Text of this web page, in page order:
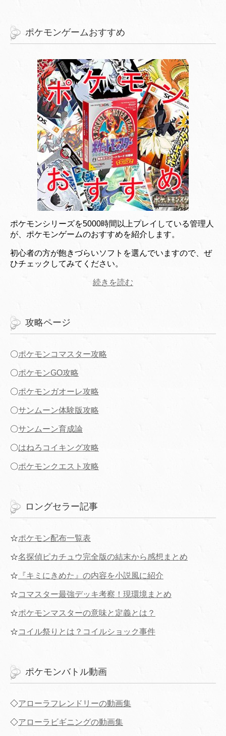
ポケモンゲームおすすめ
ポケモンシリーズを5000時間以上プレイしている管理人
が、ポケモンゲームのおすすめを紹介します。
初心者の方が飽きづらいソフトを選んでいますので、ぜ
ひチェックしてみてください。
続きを読む
攻略ページ
〇ポケモンコマスター攻略
〇ポケモンGO攻略
〇ポケモンガオーレ攻略
〇サンムーン体験版攻略
〇サンムーン育成論
〇はねろコイキング攻略
〇ポケモンクエスト攻略
ロングセラー記事
☆ポケモン配布一覧表
☆名探偵ピカチュウ完全版の結末から感想まとめ
☆ 『キミにきめた』の内容を小説風に紹介
☆コマスター最強デッキ考察！現環境まとめ
☆ポケモンマスターの意味と定義とは？
☆コイル祭りとは？コイルショック事件
ポケモンバトル動画
◇アローラフレンドリーの動画集
◇アローラビギニングの動画集